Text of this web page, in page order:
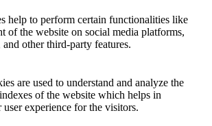
help to perform certain functionalities like
of the website on social media platforms,
other third-party features.
are used to understand and analyze the
of the website which helps in
experience for the visitors.